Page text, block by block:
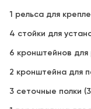
1 рельса для
4 стойки для
6 кронштейнов для
2 кронштейна для
3 сеточные полки